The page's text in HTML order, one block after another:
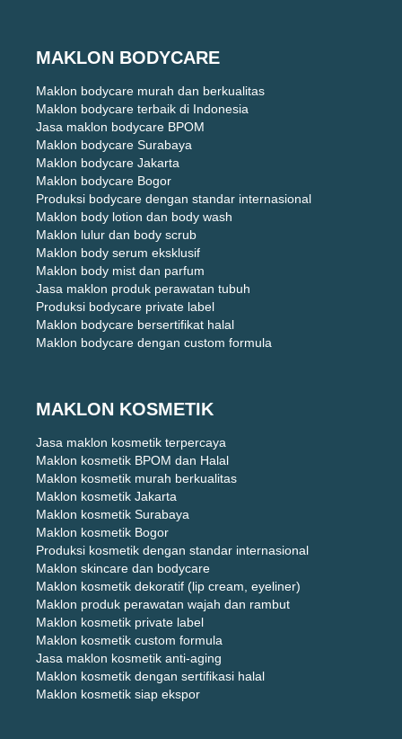
MAKLON BODYCARE
Maklon bodycare murah dan berkualitas
Maklon bodycare terbaik di Indonesia
Jasa maklon bodycare BPOM
Maklon bodycare Surabaya
Maklon bodycare Jakarta
Maklon bodycare Bogor
Produksi bodycare dengan standar internasional
Maklon body lotion dan body wash
Maklon lulur dan body scrub
Maklon body serum eksklusif
Maklon body mist dan parfum
Jasa maklon produk perawatan tubuh
Produksi bodycare private label
Maklon bodycare bersertifikat halal
Maklon bodycare dengan custom formula
MAKLON KOSMETIK
Jasa maklon kosmetik terpercaya
Maklon kosmetik BPOM dan Halal
Maklon kosmetik murah berkualitas
Maklon kosmetik Jakarta
Maklon kosmetik Surabaya
Maklon kosmetik Bogor
Produksi kosmetik dengan standar internasional
Maklon skincare dan bodycare
Maklon kosmetik dekoratif (lip cream, eyeliner)
Maklon produk perawatan wajah dan rambut
Maklon kosmetik private label
Maklon kosmetik custom formula
Jasa maklon kosmetik anti-aging
Maklon kosmetik dengan sertifikasi halal
Maklon kosmetik siap ekspor